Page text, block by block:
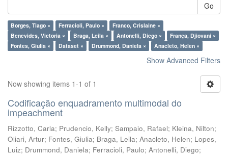
Go
Borges, Tiago × Ferracioli, Paulo ×
Franco, Crislaine ×
Benevides, Victoria ×
Braga, Leila × Antonelli, Diego ×
França, Djiovani ×
Fontes, Giulia ×
Dataset × Drummond, Daniela × Anacleto, Helen ×
Show Advanced Filters
Now showing items 1-1 of 1
Codificação enquadramento multimodal do
impeachment
Rizzotto, Carla; Prudencio, Kelly; Sampaio, Rafael; Kleina, Nilton;
Oliari, Artur; Fontes, Giulia; Braga, Leila; Anacleto, Helen; Lopes,
Luiz; Drummond, Daniela; Ferracioli, Paulo; Antonelli, Diego;